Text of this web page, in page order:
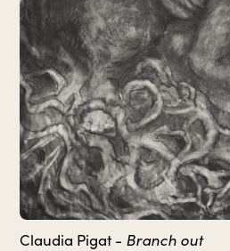
Claudia Pigat - Branch out